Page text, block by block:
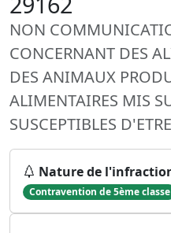
NON
CONCERNANT DES
DES ANIMAUX
ALIMENTAIRES MIS
SUSCEPTIBLES
Nature de
Contravention de 5ème classe